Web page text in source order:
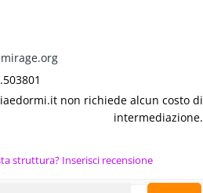
non richiede alcun costo di
intermediazione.
struttura? Inserisci recensione